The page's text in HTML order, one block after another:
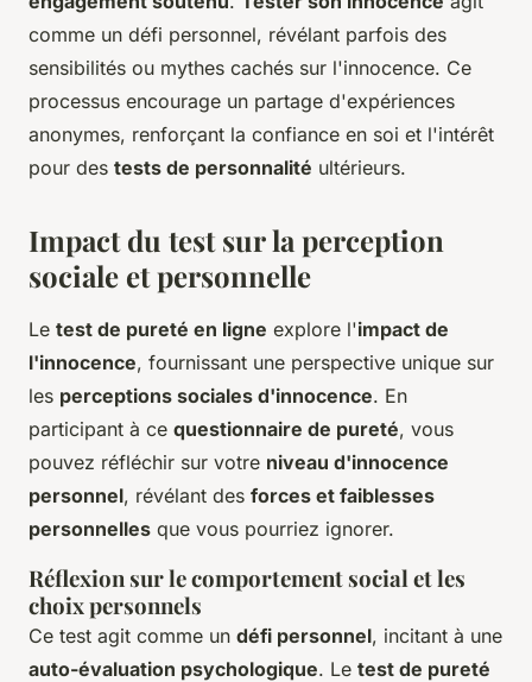
comme un défi personnel, révélant parfois des
sensibilités ou mythes cachés sur l'innocence. Ce
processus encourage un partage d'expériences
anonymes, renforçant la confiance en soi et l'intérêt
pour des tests de personnalité ultérieurs.
Impact du test sur la perception
sociale et personnelle
Le test de pureté en ligne explore l'impact de
l'innocence, fournissant une perspective unique sur
les perceptions sociales d'innocence. En
participant à ce questionnaire de pureté, vous
pouvez réfléchir sur votre niveau d'innocence
personnel, révélant des forces et faiblesses
personnelles que vous pourriez ignorer.
Réflexion sur le comportement social et les
choix personnels
Ce test agit comme un défi personnel, incitant à une
auto-évaluation psychologique. Le test de pureté